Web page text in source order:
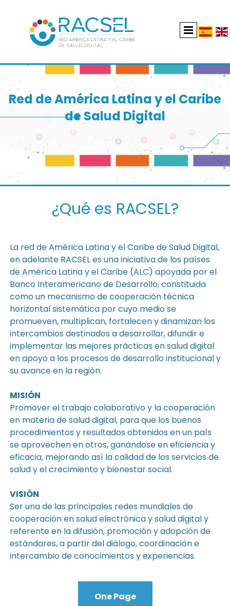
Red de América Latina y el Caribe
de Salud Digital
¿Qué es RACSEL?
La red de América Latina y el Caribe de Salud Digital,
en adelante RACSEL es una iniciativa de los países
de América Latina y el Caribe (ALC) apoyada por el
Banco Interamericano de Desarrollo, constituida
como un mecanismo de cooperación técnica
horizontal sistemática por cuyo medio se
promueven, multiplican, fortalecen y dinamizan los
intercambios destinados a desarrollar, difundir e
implementar las mejores prácticas en salud digital
en apoyo a los procesos de desarrollo institucional y
su avance en la región.
MISIÓN
Promover el trabajo colaborativo y la cooperación
en materia de salud digital, para que los buenos
procedimientos y resultados obtenidos en un país
se aprovechen en otros, ganándose en eficiencia y
eficacia, mejorando así la calidad de los servicios de
salud y el crecimiento y bienestar social.
VISIÓN
Ser una de las principales redes mundiales de
cooperación en salud electrónica y salud digital y
referente en la difusión, promoción y adopción de
estándares, a partir del diálogo, coordinación e
intercambio de conocimientos y experiencias.
One Page